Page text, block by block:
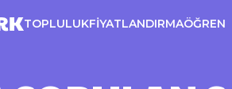
TOPLULUKFIYATLANDIRMAÖĞREN